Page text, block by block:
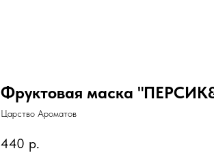
Фруктовая маска
Царство Ароматов
440 р.